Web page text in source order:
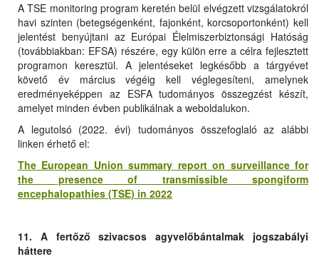
A TSE monitoring program keretén belül elvégzett vizsgálatokról
havi szinten (betegségenként, fajonként, korcsoportonként) kell
jelentést benyújtani az Európai Élelmiszerbiztonsági Hatóság
(továbbiakban: EFSA) részére, egy külön erre a célra fejlesztett
programon keresztül. A jelentéseket legkésőbb a tárgyévet
követő év március végéig kell véglegesíteni, amelynek
eredményeképpen az ESFA tudományos összegzést készít,
amelyet minden évben publikálnak a weboldalukon.
A legutolsó (2022. évi) tudományos összefoglaló az alábbi
linken érhető el:
The European Union summary report on surveillance for
the presence of transmissible spongiform
encephalopathies (TSE) in 2022
11. A fertőző szivacsos agyvelőbántalmak jogszabályi
háttere